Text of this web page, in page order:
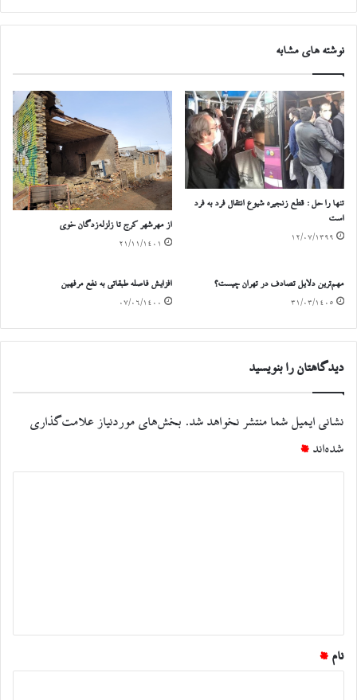
نوشته های مشابه
تنها را حل : قطع زنجیره شیوع انتقال فرد به فرد
است
۱۲/۰۷/۱۳۹۹
از مهرشهر کرج تا زلزله‌زدگان خوی
۲۱/۱۱/۱۴۰۱
مهم‌ترین دلایل تصادف در تهران چیست؟
۳۱/۰۳/۱۴۰۵
افزایش فاصله طبقاتی به نفع مرفهین
۰۷/۰۶/۱۴۰۰
دیدگاهتان را بنویسید
نشانی ایمیل شما منتشر نخواهد شد. بخش‌های موردنیاز علامت‌گذاری
شده‌اند *
نام *